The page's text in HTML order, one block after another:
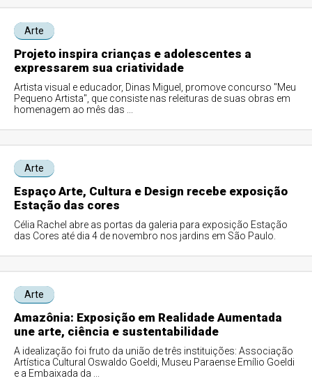
Arte
Projeto inspira crianças e adolescentes a
expressarem sua criatividade
Artista visual e educador, Dinas Miguel, promove concurso "Meu
Pequeno Artista", que consiste nas releituras de suas obras em
homenagem ao mês das ...
Arte
Espaço Arte, Cultura e Design recebe exposição
Estação das cores
Célia Rachel abre as portas da galeria para exposição Estação
das Cores até dia 4 de novembro nos jardins em São Paulo.
Arte
Amazônia: Exposição em Realidade Aumentada
une arte, ciência e sustentabilidade
A idealização foi fruto da união de três instituições: Associação
Artística Cultural Oswaldo Goeldi, Museu Paraense Emílio Goeldi
e a Embaixada da ...